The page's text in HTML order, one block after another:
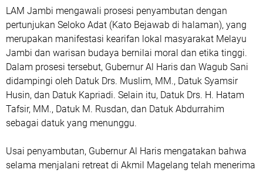
LAM Jambi mengawali prosesi penyambutan dengan
pertunjukan Seloko Adat (Kato Bejawab di halaman), yang
merupakan manifestasi kearifan lokal masyarakat Melayu
Jambi dan warisan budaya bernilai moral dan etika tinggi.
Dalam prosesi tersebut, Gubernur Al Haris dan Wagub Sani
didampingi oleh Datuk Drs. Muslim, MM., Datuk Syamsir
Husin, dan Datuk Kapriadi. Selain itu, Datuk Drs. H. Hatam
Tafsir, MM., Datuk M. Rusdan, dan Datuk Abdurrahim
sebagai datuk yang menunggu.
Usai penyambutan, Gubernur Al Haris mengatakan bahwa
selama menjalani retreat di Akmil Magelang telah menerima